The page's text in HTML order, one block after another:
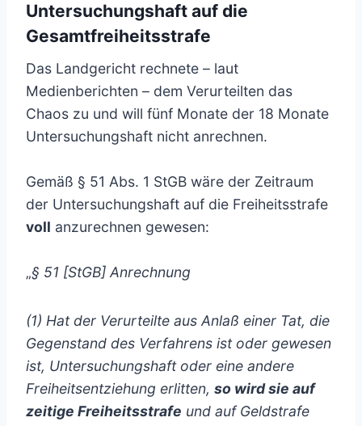
Untersuchungshaft auf die
Gesamtfreiheitsstrafe
Das Landgericht rechnete – laut
Medienberichten – dem Verurteilten das
Chaos zu und will fünf Monate der 18 Monate
Untersuchungshaft nicht anrechnen.
Gemäß § 51 Abs. 1 StGB wäre der Zeitraum
der Untersuchungshaft auf die Freiheitsstrafe
voll anzurechnen gewesen:
„§ 51 [StGB] Anrechnung
(1) Hat der Verurteilte aus Anlaß einer Tat, die
Gegenstand des Verfahrens ist oder gewesen
ist, Untersuchungshaft oder eine andere
Freiheitsentziehung erlitten, so wird sie auf
zeitige Freiheitsstrafe und auf Geldstrafe